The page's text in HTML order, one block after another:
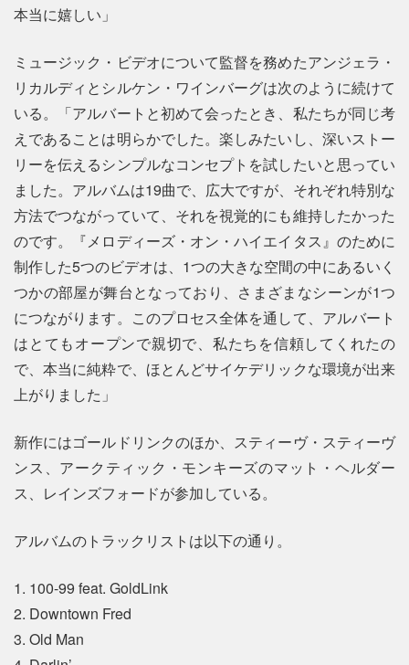
本当に嬉しい」
ミュージック・ビデオについて監督を務めたアンジェラ・
リカルディとシルケン・ワインバーグは次のように続けて
いる。「アルバートと初めて会ったとき、私たちが同じ考
えであることは明らかでした。楽しみたいし、深いストー
リーを伝えるシンプルなコンセプトを試したいと思ってい
ました。アルバムは19曲で、広大ですが、それぞれ特別な
方法でつながっていて、それを視覚的にも維持したかった
のです。『メロディーズ・オン・ハイエイタス』のために
制作した5つのビデオは、1つの大きな空間の中にあるいく
つかの部屋が舞台となっており、さまざまなシーンが1つ
につながります。このプロセス全体を通して、アルバート
はとてもオープンで親切で、私たちを信頼してくれたの
で、本当に純粋で、ほとんどサイケデリックな環境が出来
上がりました」
新作にはゴールドリンクのほか、スティーヴ・スティーヴ
ンス、アークティック・モンキーズのマット・ヘルダー
ス、レインズフォードが参加している。
アルバムのトラックリストは以下の通り。
1. 100-99 feat. GoldLink
2. Downtown Fred
3. Old Man